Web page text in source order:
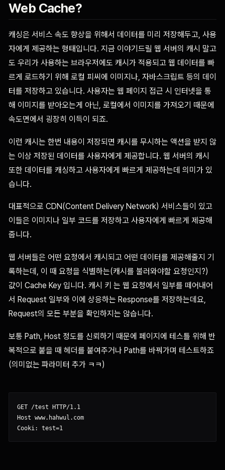
Web Cache?
캐싱은 서비스 속도 향상을 위해서 데이터를 미리 저장해두고, 사용
자에게 제공하는 형태입니다. 지금 이야기드릴 웹 서버의 캐시 말고
도 우리가 사용하는 브라우저에도 캐시가 적용되고 웹 데이터를 빠
르게 로드하기 위해 로컬 피씨에 이미지나, 자바스크립트 등의 데이
터를 저장하고 있습니다. 사용자는 웹 페이지 접근 시 인터넷을 통
해 이미지를 받아오는게 아닌, 로컬에서 이미지를 가져오기 때문에
속도면에서 굉장히 이득이 되죠.
이런 캐시는 한번 내용이 저장되면 캐시를 무시하는 액션을 받지 않
는 이상 저장된 데이터를 사용자에게 제공합니다. 웹 서버의 캐시
또한 데이터를 캐싱하고 사용자에게 빠르게 제공하는데 의미가 있
습니다.
대표적으로 CDN(Content Delivery Network) 서비스들이 있고
이들은 이미지나 일부 코드를 저장하고 사용자에게 빠르게 제공해
줍니다.
웹 서버들은 어떤 요청에서 캐시되고 어떤 데이터를 제공해줄지 기
록하는데, 이 때 요청을 식별하는(캐시를 불러와야할 요청인지?)
값이 Cache Key 입니다. 캐시 키 는 웹 요청에서 일부를 떼어내어
서 Request 일부와 이에 상응하는 Response를 저장하는데요,
Request의 모든 부분을 확인하지는 않습니다.
보통 Path, Host 정도를 신뢰하기 때문에 페이지에 테스틀 위해 반
복적으로 붙을 때 헤더를 붙여주거나 Path를 바꿔가며 테스트하죠
(의미없는 파라미터 추가 ㅋㅋ)
GET /test HTTP/1.1
Host www.hahwul.com